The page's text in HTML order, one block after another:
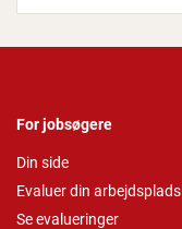
For jobsøgere
Din side
Evaluer din arbejdsplads
Se evalueringer